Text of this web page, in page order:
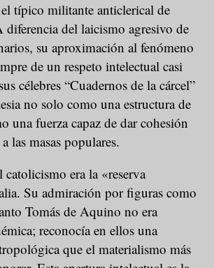
típico militante anticlerical de
diferencia del laicismo agresivo de
su aproximación al fenómeno
de un respeto intelectual casi
célebres “Cuadernos de la cárcel”
no solo como una estructura de
una fuerza capaz de dar cohesión
las masas populares.
catolicismo era la «reserva
Su admiración por figuras como
Tomás de Aquino no era
reconocía en ellos una
que el materialismo más